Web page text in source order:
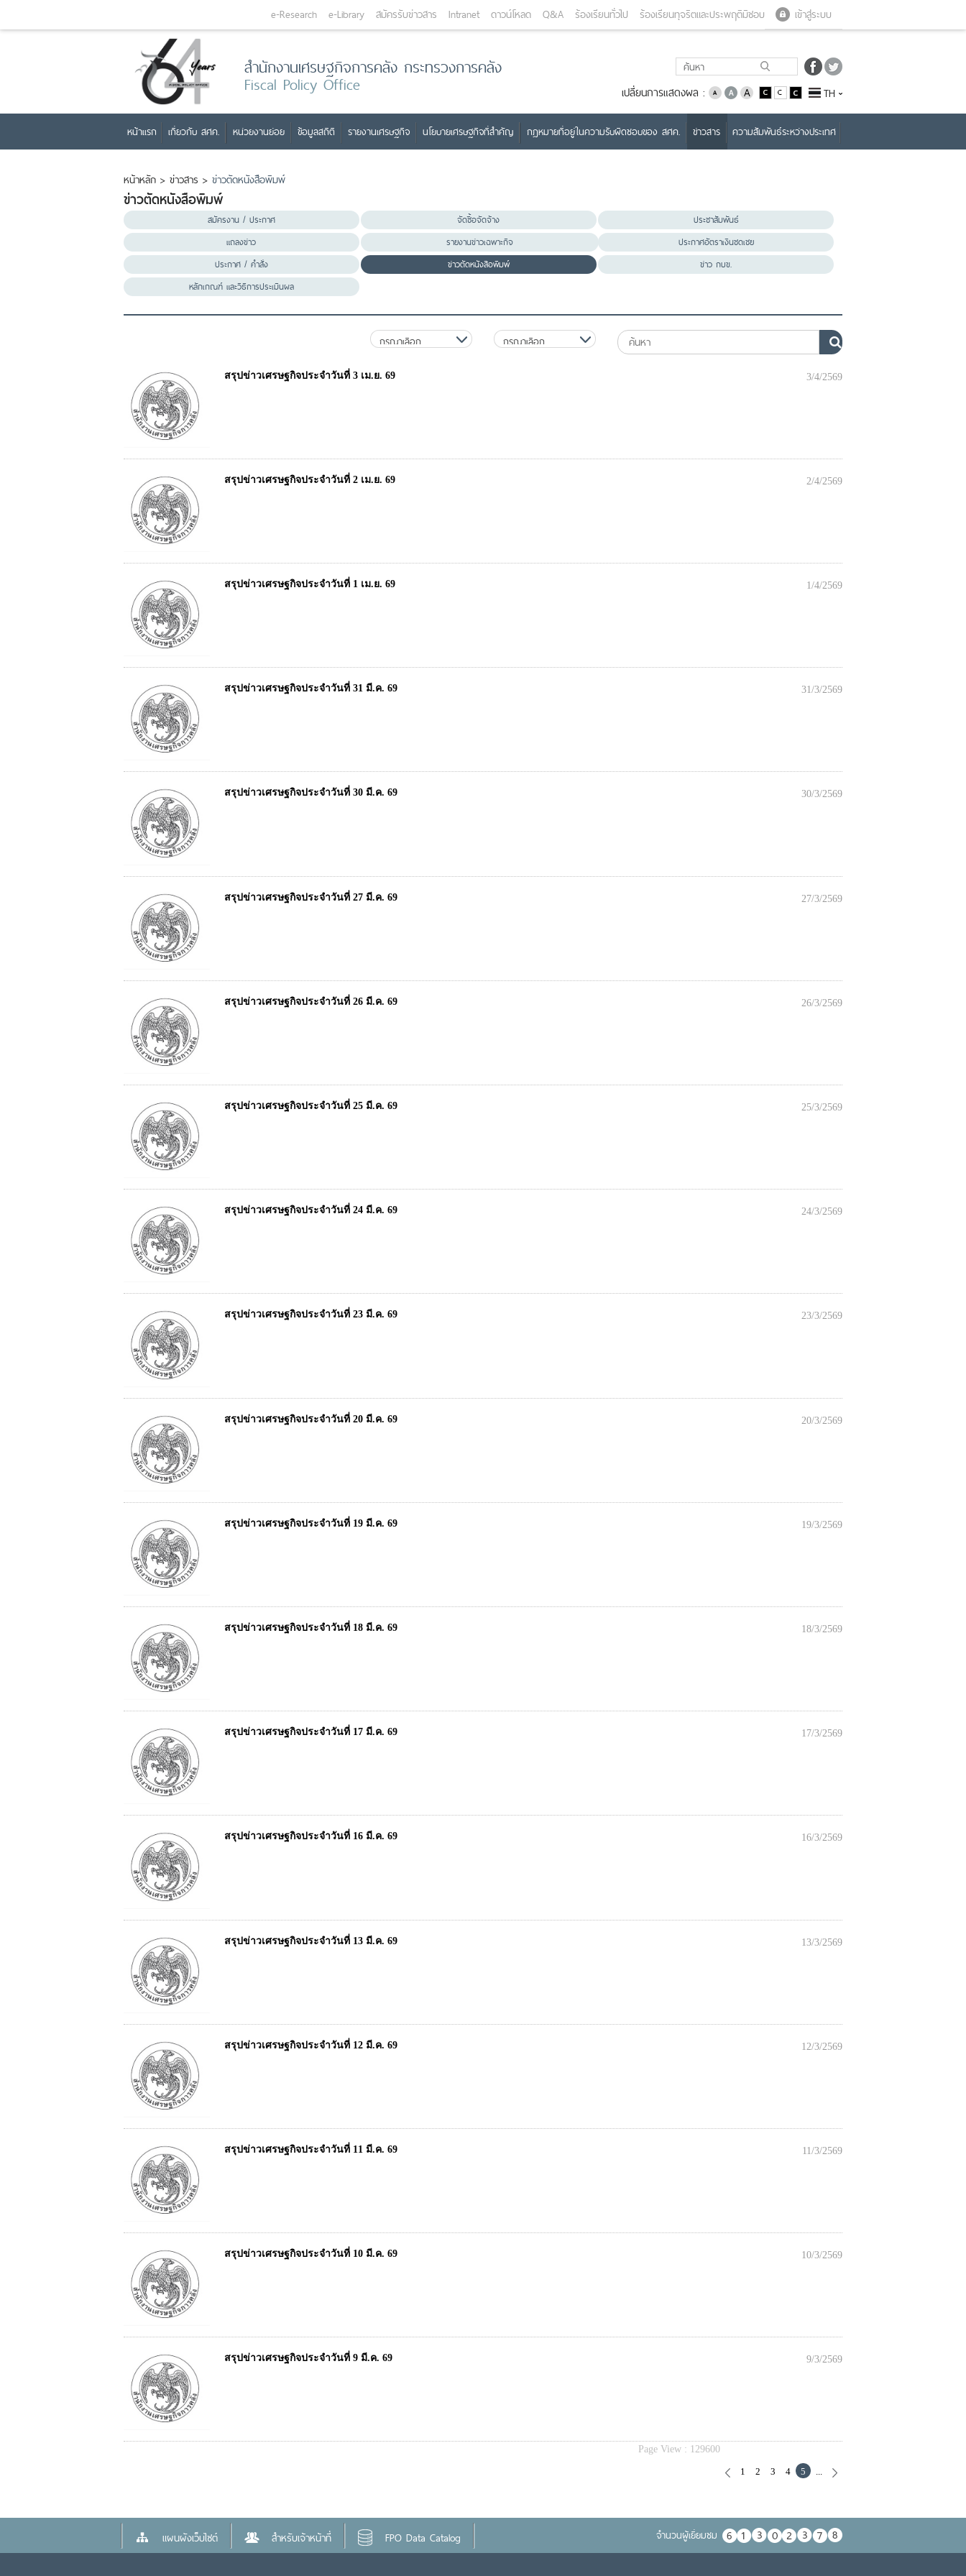
เข้าสู่ระบบ
e-Research e-Library สมัครรับข่าวสาร Intranet ดาวน์โหลด Q&A ร้องเรียนทั่วไป ร้องเรียนทุจริตและประพฤติมิชอบ
สำนักงานเศรษฐกิจการคลัง กระทรวงการคลัง
Fiscal Policy Office เปลี่ยนการแสดงผล : TH
หน้าแรก เกี่ยวกับ สศค. หน่วยงานย่อย ข้อมูลสถิติ รายงานเศรษฐกิจ นโยบายเศรษฐกิจที่สำคัญ กฎหมายที่อยู่ในความรับผิดชอบของ สศค. ข่าวสาร ความสัมพันธ์ระหว่างประเทศ
หน้าหลัก > ข่าวสาร > ข่าวตัดหนังสือพิมพ์
ข่าวตัดหนังสือพิมพ์
สมัครงาน / ประกาศ จัดซื้อจัดจ้าง
ประชาสัมพันธ์
แถลงข่าว
รายงานข่าวเฉพาะกิจ
ประกาศอัตราเงินชดเชย
ประกาศ / คำสั่ง
ข่าวตัดหนังสือพิมพ์
ข่าว กบข.
หลักเกณฑ์ และวิธีการประเมินผล
สรุปข่าวเศรษฐกิจประจำวันที่ 3 เม.ย. 69 3/4/2569
สรุปข่าวเศรษฐกิจประจำวันที่ 2 เม.ย. 69 2/4/2569
สรุปข่าวเศรษฐกิจประจำวันที่ 1 เม.ย. 69 1/4/2569
สรุปข่าวเศรษฐกิจประจำวันที่ 31 มี.ค. 69 31/3/2569
สรุปข่าวเศรษฐกิจประจำวันที่ 30 มี.ค. 69 30/3/2569
สรุปข่าวเศรษฐกิจประจำวันที่ 27 มี.ค. 69 27/3/2569
สรุปข่าวเศรษฐกิจประจำวันที่ 26 มี.ค. 69 26/3/2569
สรุปข่าวเศรษฐกิจประจำวันที่ 25 มี.ค. 69 25/3/2569
สรุปข่าวเศรษฐกิจประจำวันที่ 24 มี.ค. 69 24/3/2569
สรุปข่าวเศรษฐกิจประจำวันที่ 23 มี.ค. 69 23/3/2569
สรุปข่าวเศรษฐกิจประจำวันที่ 20 มี.ค. 69 20/3/2569
สรุปข่าวเศรษฐกิจประจำวันที่ 19 มี.ค. 69 19/3/2569
สรุปข่าวเศรษฐกิจประจำวันที่ 18 มี.ค. 69 18/3/2569
สรุปข่าวเศรษฐกิจประจำวันที่ 17 มี.ค. 69 17/3/2569
สรุปข่าวเศรษฐกิจประจำวันที่ 16 มี.ค. 69 16/3/2569
สรุปข่าวเศรษฐกิจประจำวันที่ 13 มี.ค. 69 13/3/2569
สรุปข่าวเศรษฐกิจประจำวันที่ 12 มี.ค. 69 12/3/2569
สรุปข่าวเศรษฐกิจประจำวันที่ 11 มี.ค. 69 11/3/2569
สรุปข่าวเศรษฐกิจประจำวันที่ 10 มี.ค. 69 10/3/2569
สรุปข่าวเศรษฐกิจประจำวันที่ 9 มี.ค. 69 9/3/2569
1 2 3 4 5 ...
Page View : 129600
แผนผังเว็บไซต์ สำหรับเจ้าหน้าที่ FPO Data Catalog จำนวนผู้เยื่ยมชม